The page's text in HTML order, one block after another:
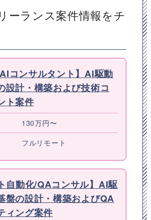
ーランス案件情報をチ
AIコンサルタント】AI駆動
設計・構築および技術コ
ト案件
130万円〜
フルリモート
自動化/QAコンサル】AI駆
盤の設計・構築およびQA
ィング案件